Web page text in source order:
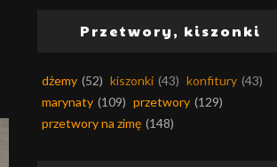
Przetwory, kiszonki
dżemy (52) kiszonki (43) konfitury (43)
marynaty (109) przetwory (129)
przetwory na zimę (148)